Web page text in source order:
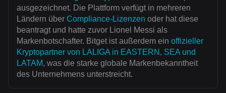
ausgezeichnet. Die Plattform verfügt in mehreren
Ländern über Compliance-Lizenzen oder hat diese
beantragt und hatte zuvor Lionel Messi als
Markenbotschafter. Bitget ist außerdem ein offizieller
Kryptopartner von LALIGA in EASTERN, SEA und
LATAM, was die starke globale Markenbekanntheit
des Unternehmens unterstreicht.